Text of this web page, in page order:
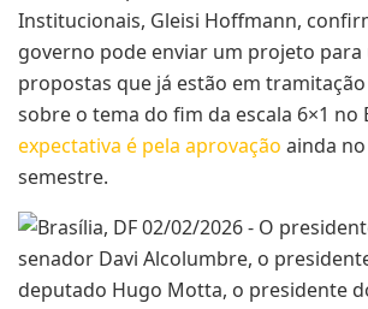
Institucionais, Gleisi Hoffmann,
governo pode enviar um projeto para
propostas que já estão em
sobre o tema do fim da escala 6×1 no
expectativa é pela aprovação ainda
semestre.